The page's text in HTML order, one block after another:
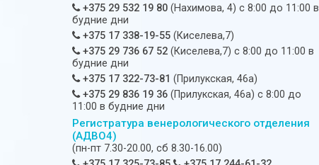
+375 29 532 19 80 (Нахимова, 4) c 8:00 до 11:00 в
будние дни
+375 17 338-19-55 (Киселева,7)
+375 29 736 67 52 (Киселева,7) c 8:00 до 11:00 в
будние дни
+375 17 322-73-81 (Прилукская, 46а)
+375 29 836 19 36 (Прилукская, 46а) c 8:00 до
11:00 в будние дни
Регистратура венерологического отделения
(АДВО4)
(пн-пт 7.30-20.00, сб 8.30-16.00)